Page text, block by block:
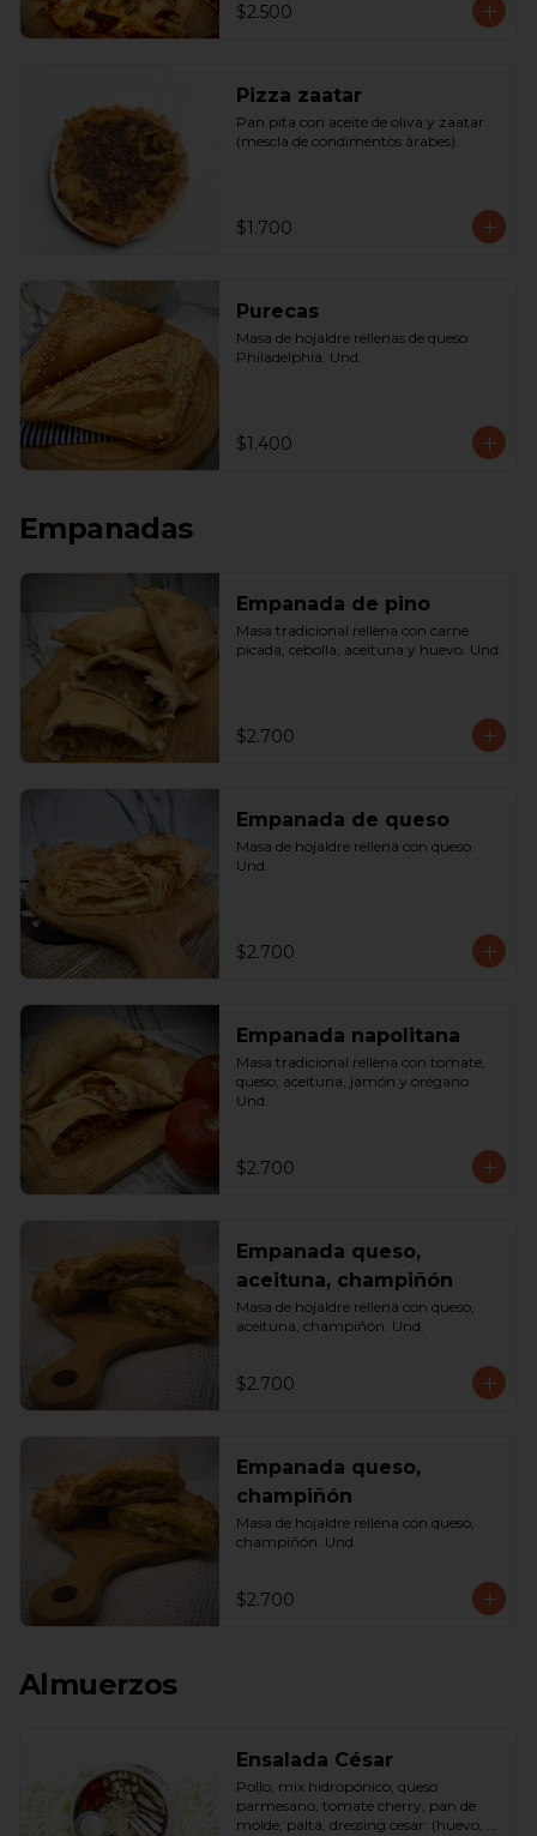
$2.500
Pizza zaatar
Pan pita con aceite de oliva y zaatar
(mescla de condimentos árabes)
$1.700
Purecas
Masa de hojaldre rellenas de queso
Philadelphia. Und.
$1.400
Empanadas
Empanada de pino
Masa tradicional rellena con carne
picada, cebolla, aceituna y huevo. Und.
$2.700
Empanada de queso
Masa de hojaldre rellena con queso.
Und.
$2.700
Empanada napolitana
Masa tradicional rellena con tomate,
queso, aceituna, jamón y orégano.
Und.
$2.700
Empanada queso,
aceituna, champiñón
Masa de hojaldre rellena con queso,
aceituna, champiñón. Und.
$2.700
Empanada queso,
champiñón
Masa de hojaldre rellena con queso,
champiñón. Und.
$2.700
Almuerzos
Ensalada César
Pollo, mix hidropónico, queso
parmesano, tomate cherry, pan de
molde, palta, dressing cesar: (huevo,